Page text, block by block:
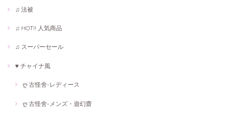
♫ 法被
♫ HOT!! 人気商品
♫ スーパーセール
♥ チャイナ風
ღ 古怪舍-レディース
ღ 古怪舍-メンズ・遊幻齋